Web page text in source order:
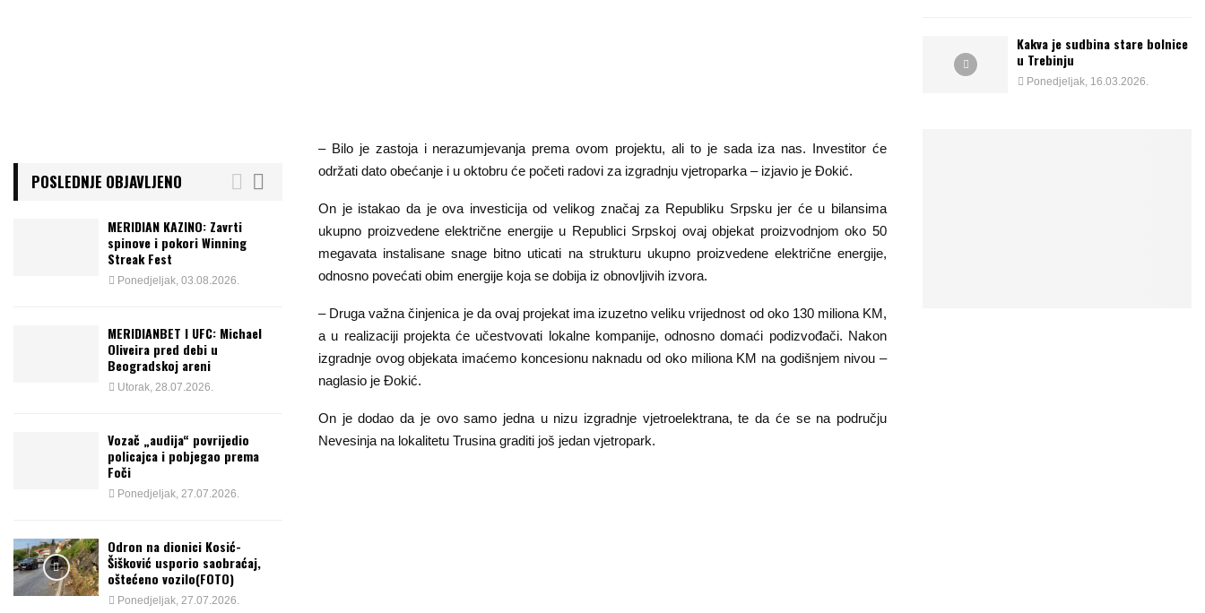
– Bilo je zastoja i nerazumjevanja prema ovom projektu, ali to je sada iza nas. Investitor će
održati dato obećanje i u oktobru će početi radovi za izgradnju vjetroparka – izjavio je Đokić.
On je istakao da je ova investicija od velikog značaj za Republiku Srpsku jer će u bilansima
ukupno proizvedene električne energije u Republici Srpskoj ovaj objekat proizvodnjom oko 50
megavata instalisane snage bitno uticati na strukturu ukupno proizvedene električne energije,
odnosno povećati obim energije koja se dobija iz obnovljivih izvora.
– Druga važna činjenica je da ovaj projekat ima izuzetno veliku vrijednost od oko 130 miliona KM,
a u realizaciji projekta će učestvovati lokalne kompanije, odnosno domaći podizvođači. Nakon
izgradnje ovog objekata imaćemo koncesionu naknadu od oko miliona KM na godišnjem nivou –
naglasio je Đokić.
On je dodao da je ovo samo jedna u nizu izgradnje vjetroelektrana, te da će se na području
Nevesinja na lokalitetu Trusina graditi još jedan vjetropark.
POSLEDNJE OBJAVLJENO
MERIDIAN KAZINO: Zavrti
spinove i pokori Winning
Streak Fest
Ponedjeljak, 03.08.2026.
MERIDIANBET I UFC: Michael
Oliveira pred debi u
Beogradskoj areni
Utorak, 28.07.2026.
Vozač „audija“ povrijedio
policajca i pobjegao prema
Foči
Ponedjeljak, 27.07.2026.
Odron na dionici Kosić-
Šišković usporio saobraćaj,
oštećeno vozilo(FOTO)
Ponedjeljak, 27.07.2026.
Kakva je sudbina stare bolnice
u Trebinju
Ponedjeljak, 16.03.2026.